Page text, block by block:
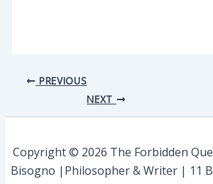
PREVIOUS
NEXT
Copyright © 2026 The Forbidden
Bisogno |Philosopher & Writer | 11